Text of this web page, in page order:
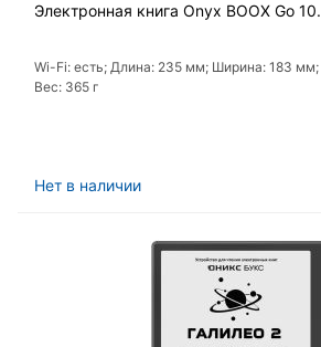
Электронная книга Onyx BOOX Go
Wi-Fi: есть; Длина: 235 мм; Ширина: 183
Вес: 365 г
Нет в наличии